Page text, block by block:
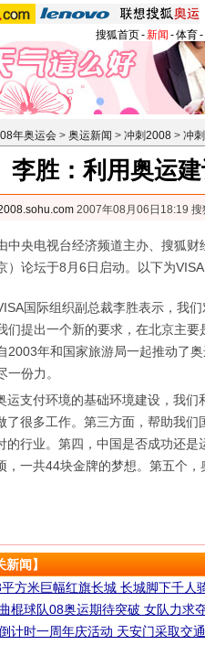
搜狐首页-新闻 -体育-
年奥运会 > 奥运新闻 > 冲刺2008 > 冲
李胜：利用奥运
2007年08月06日18:19 搜
央电视台经济频道主办、搜狐财
）论坛于8月6日启动。以下为
国际组织副总裁李胜表示，我们
们提出一个新的要求，在北京主要
2003年和国家旅游局一起推动了
一份力。
运支付环境的基础环境建设，我
了很多工作。第三方面，帮助我
的行业。第四，中国是否成功还
，一共44块金牌的梦想。第五个，
新闻】
方米巨幅红旗长城 长城脚下千人
棍球队08奥运期待突破 女队力求夺
计时一周年庆活动 天安门采取交